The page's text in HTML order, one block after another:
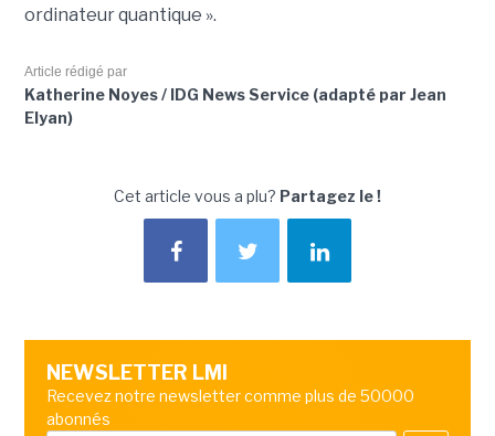
ordinateur quantique ».
Article rédigé par
Katherine Noyes / IDG News Service (adapté par Jean
Elyan)
Cet article vous a plu? Partagez le !
NEWSLETTER LMI
Recevez notre newsletter comme plus de 50000
abonnés